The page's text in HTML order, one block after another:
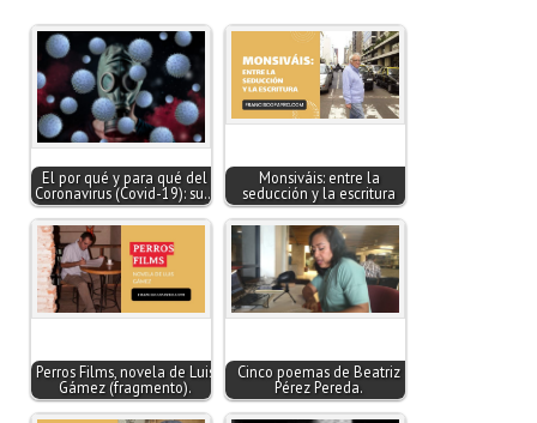
El por qué y para qué del
Coronavirus (Covid-19): su…
Monsiváis: entre la
seducción y la escritura
Perros Films, novela de Luis
Gámez (fragmento).
Cinco poemas de Beatriz
Pérez Pereda.